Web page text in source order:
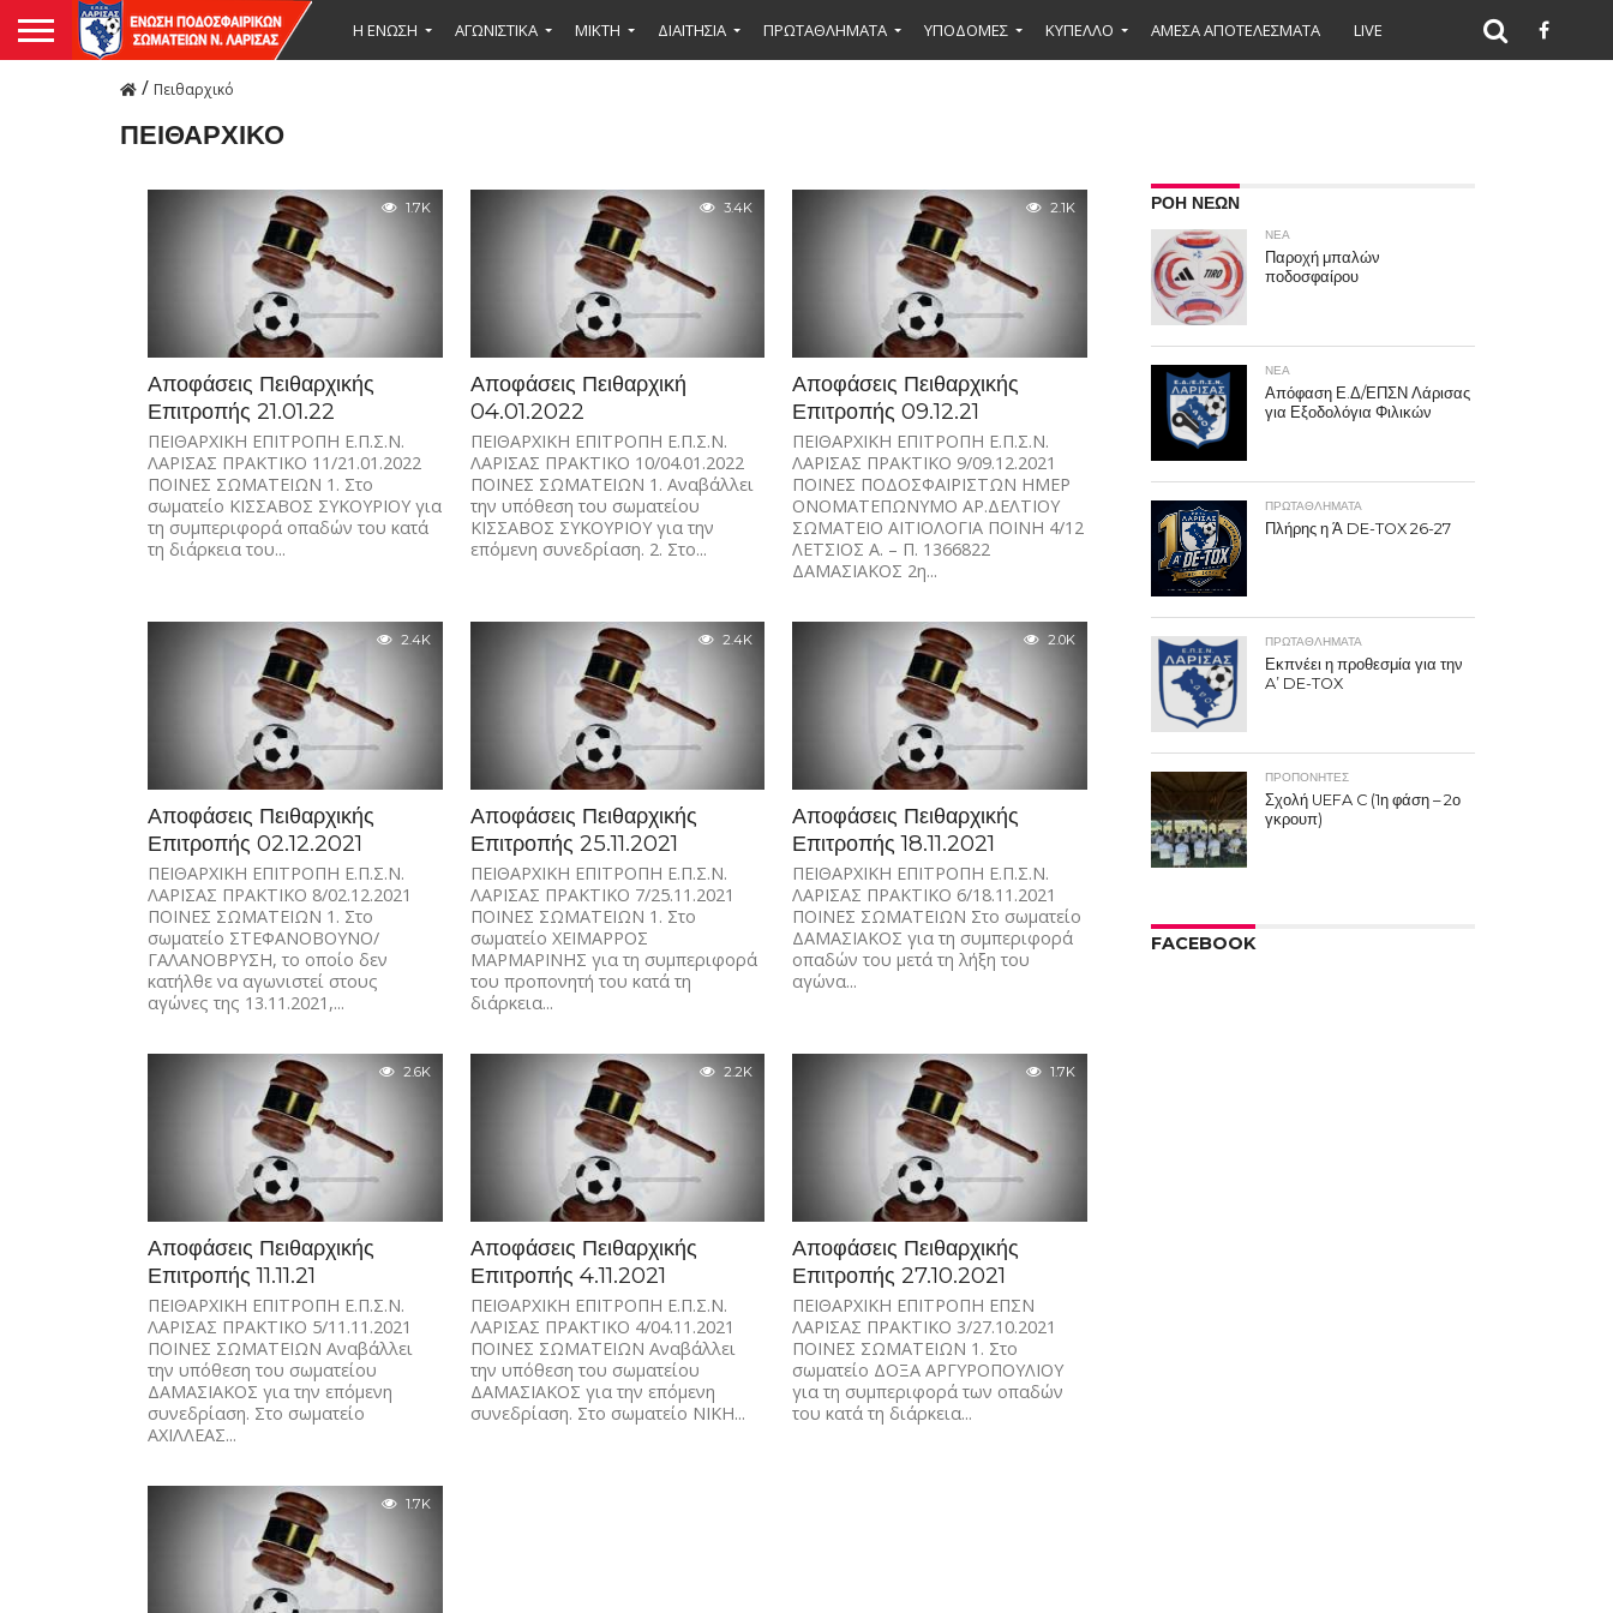
Η ΕΝΩΣΗ ΑΓΩΝΙΣΤΙΚΑ ΜΙΚΤΉ ΔΙΑΙΤΗΣΙΑ ΠΡΩΤΑΘΛΗΜΑΤΑ ΥΠΟΔΟΜΕΣ ΚΥΠΕΛΛΟ ΑΜΕΣΑ ΑΠΟΤΕΛΕΣΜΑΤΑ LIVE
/ Πειθαρχικό
ΠΕΙΘΑΡΧΙΚΌ
1.7K
Αποφάσεις Πειθαρχικής
Επιτροπής 21.01.22
ΠΕΙΘΑΡΧΙΚΗ ΕΠΙΤΡΟΠΗ Ε.Π.Σ.Ν.
ΛΑΡΙΣΑΣ ΠΡΑΚΤΙΚΟ 11/21.01.2022
ΠΟΙΝΕΣ ΣΩΜΑΤΕΙΩΝ 1. Στο
σωματείο ΚΙΣΣΑΒΟΣ ΣΥΚΟΥΡΙΟΥ για
τη συμπεριφορά οπαδών του κατά
τη διάρκεια του...
3.4K
Αποφάσεις Πειθαρχική
04.01.2022
ΠΕΙΘΑΡΧΙΚΗ ΕΠΙΤΡΟΠΗ Ε.Π.Σ.Ν.
ΛΑΡΙΣΑΣ ΠΡΑΚΤΙΚΟ 10/04.01.2022
ΠΟΙΝΕΣ ΣΩΜΑΤΕΙΩΝ 1. Αναβάλλει
την υπόθεση του σωματείου
ΚΙΣΣΑΒΟΣ ΣΥΚΟΥΡΙΟΥ για την
επόμενη συνεδρίαση. 2. Στο...
2.1K
Αποφάσεις Πειθαρχικής
Επιτροπής 09.12.21
ΠΕΙΘΑΡΧΙΚΗ ΕΠΙΤΡΟΠΗ Ε.Π.Σ.Ν.
ΛΑΡΙΣΑΣ ΠΡΑΚΤΙΚΟ 9/09.12.2021
ΠΟΙΝΕΣ ΠΟΔΟΣΦΑΙΡΙΣΤΩΝ ΗΜΕΡ
ΟΝΟΜΑΤΕΠΩΝΥΜΟ ΑΡ.ΔΕΛΤΙΟΥ
ΣΩΜΑΤΕΙΟ ΑΙΤΙΟΛΟΓΙΑ ΠΟΙΝΗ 4/12
ΛΕΤΣΙΟΣ Α. – Π. 1366822
ΔΑΜΑΣΙΑΚΟΣ 2η...
2.4K
Αποφάσεις Πειθαρχικής
Επιτροπής 02.12.2021
ΠΕΙΘΑΡΧΙΚΗ ΕΠΙΤΡΟΠΗ Ε.Π.Σ.Ν.
ΛΑΡΙΣΑΣ ΠΡΑΚΤΙΚΟ 8/02.12.2021
ΠΟΙΝΕΣ ΣΩΜΑΤΕΙΩΝ 1. Στο
σωματείο ΣΤΕΦΑΝΟΒΟΥΝΟ/
ΓΑΛΑΝΟΒΡΥΣΗ, το οποίο δεν
κατήλθε να αγωνιστεί στους
αγώνες της 13.11.2021,...
2.4K
Αποφάσεις Πειθαρχικής
Επιτροπής 25.11.2021
ΠΕΙΘΑΡΧΙΚΗ ΕΠΙΤΡΟΠΗ Ε.Π.Σ.Ν.
ΛΑΡΙΣΑΣ ΠΡΑΚΤΙΚΟ 7/25.11.2021
ΠΟΙΝΕΣ ΣΩΜΑΤΕΙΩΝ 1. Στο
σωματείο ΧΕΙΜΑΡΡΟΣ
ΜΑΡΜΑΡΙΝΗΣ για τη συμπεριφορά
του προπονητή του κατά τη
διάρκεια...
2.0K
Αποφάσεις Πειθαρχικής
Επιτροπής 18.11.2021
ΠΕΙΘΑΡΧΙΚΗ ΕΠΙΤΡΟΠΗ Ε.Π.Σ.Ν.
ΛΑΡΙΣΑΣ ΠΡΑΚΤΙΚΟ 6/18.11.2021
ΠΟΙΝΕΣ ΣΩΜΑΤΕΙΩΝ Στο σωματείο
ΔΑΜΑΣΙΑΚΟΣ για τη συμπεριφορά
οπαδών του μετά τη λήξη του
αγώνα...
2.6K
Αποφάσεις Πειθαρχικής
Επιτροπής 11.11.21
ΠΕΙΘΑΡΧΙΚΗ ΕΠΙΤΡΟΠΗ Ε.Π.Σ.Ν.
ΛΑΡΙΣΑΣ ΠΡΑΚΤΙΚΟ 5/11.11.2021
ΠΟΙΝΕΣ ΣΩΜΑΤΕΙΩΝ Αναβάλλει
την υπόθεση του σωματείου
ΔΑΜΑΣΙΑΚΟΣ για την επόμενη
συνεδρίαση. Στο σωματείο
ΑΧΙΛΛΕΑΣ...
2.2K
Αποφάσεις Πειθαρχικής
Επιτροπής 4.11.2021
ΠΕΙΘΑΡΧΙΚΗ ΕΠΙΤΡΟΠΗ Ε.Π.Σ.Ν.
ΛΑΡΙΣΑΣ ΠΡΑΚΤΙΚΟ 4/04.11.2021
ΠΟΙΝΕΣ ΣΩΜΑΤΕΙΩΝ Αναβάλλει
την υπόθεση του σωματείου
ΔΑΜΑΣΙΑΚΟΣ για την επόμενη
συνεδρίαση. Στο σωματείο ΝΙΚΗ...
1.7K
Αποφάσεις Πειθαρχικής
Επιτροπής 27.10.2021
ΠΕΙΘΑΡΧΙΚΗ ΕΠΙΤΡΟΠΗ ΕΠΣΝ
ΛΑΡΙΣΑΣ ΠΡΑΚΤΙΚΟ 3/27.10.2021
ΠΟΙΝΕΣ ΣΩΜΑΤΕΙΩΝ 1. Στο
σωματείο ΔΟΞΑ ΑΡΓΥΡΟΠΟΥΛΙΟΥ
για τη συμπεριφορά των οπαδών
του κατά τη διάρκεια...
1.7K
ΡΟΗ ΝΕΩΝ
ΝΕΑ
Παροχή μπαλών
ποδοσφαίρου
ΝΕΑ
Απόφαση Ε.Δ/ΕΠΣΝ Λάρισας
για Εξοδολόγια Φιλικών
ΠΡΩΤΑΘΛΉΜΑΤΑ
Πλήρης η Ά DE-TOX 26-27
ΠΡΩΤΑΘΛΉΜΑΤΑ
Εκπνέει η προθεσμία για την
A’ DE-TOX
ΠΡΟΠΟΝΗΤΈΣ
Σχολή UEFA C (1η φάση – 2ο
γκρουπ)
FACEBOOK